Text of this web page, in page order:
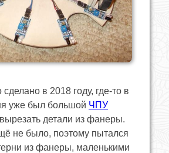
в 2018 году, где-то в
уже был большой ЧПУ
детали из фанеры.
не было, поэтому пытался
из фанеры, маленькими